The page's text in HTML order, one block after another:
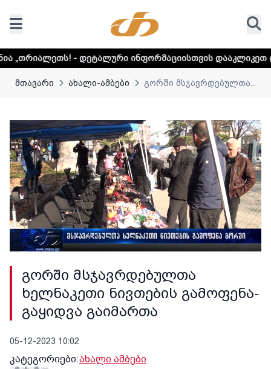
დეტალური ინფორმაციისთვის დააკლიკეთ ლინკს
მთავარი ახალი-ამბები გორში მსჯავრდებულთა...
გორში მსჯავრდებულთა
ხელნაკეთი ნივთების გამოფენა-
გაყიდვა გაიმართა
05-12-2023 10:02
კატეგორიები:ახალი ამბები